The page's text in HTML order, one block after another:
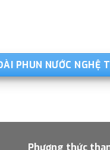
PHUN NƯỚC NGHỆ
Phương thức